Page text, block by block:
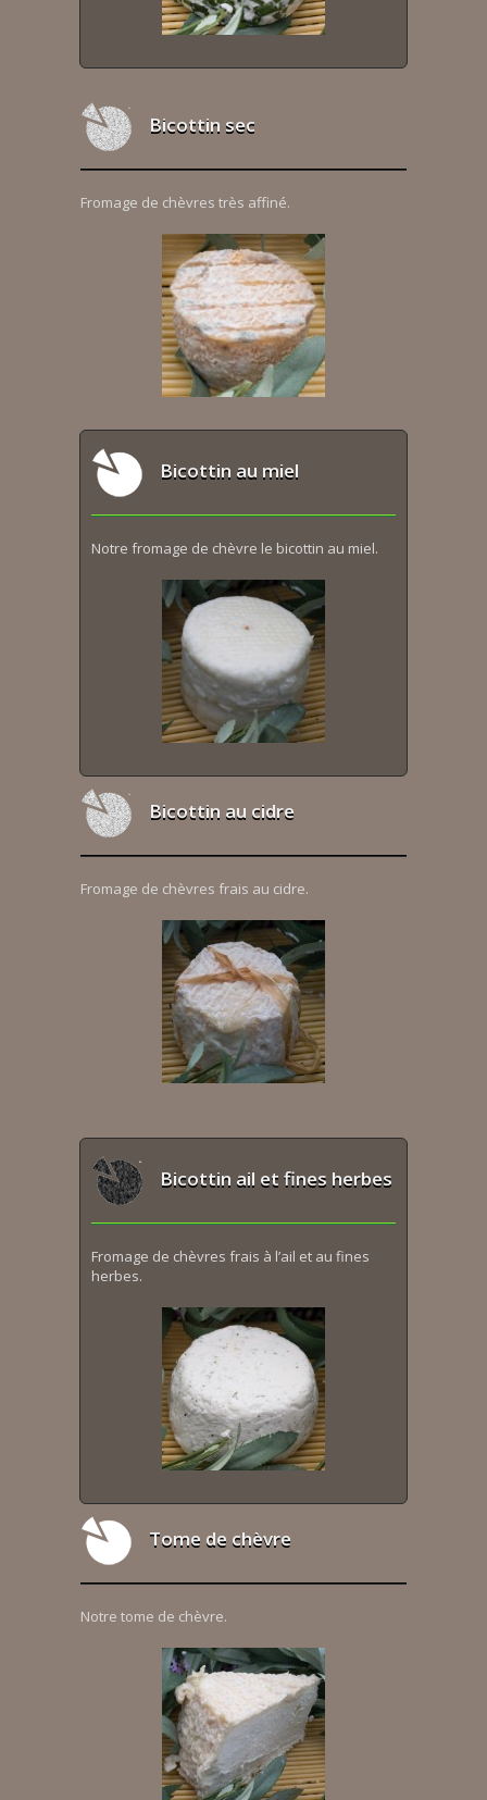
Bicottin sec
Fromage de chèvres très affiné.
Bicottin au miel
Notre fromage de chèvre le bicottin au miel.
Bicottin au cidre
Fromage de chèvres frais au cidre.
Bicottin ail et fines herbes
Fromage de chèvres frais à l’ail et au fines
herbes.
Tome de chèvre
Notre tome de chèvre.